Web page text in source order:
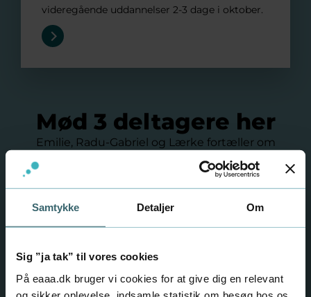
Samtykke Detaljer Om
Sig ”ja tak” til vores cookies
På eaaa.dk bruger vi cookies for at give dig en relevant
videregående uddannelser 2-3 dage i oktober.
Mød 3 deltagere her
Emilie, Radu-Gabriel og Lærke fortæller om